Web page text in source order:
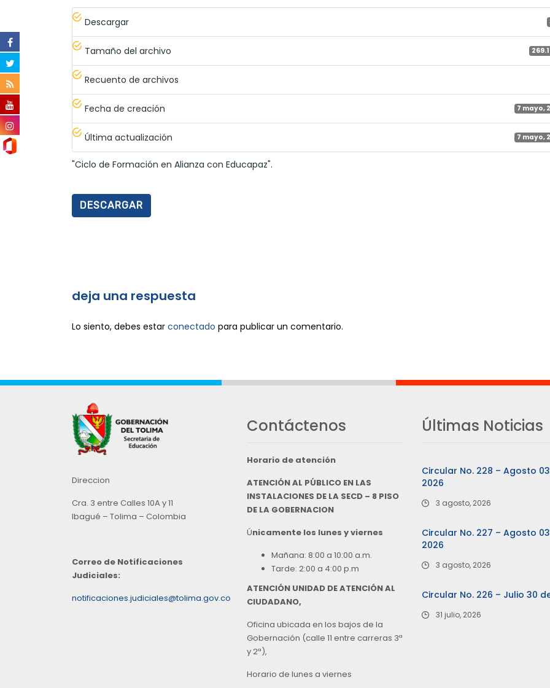
Descargar
Tamaño del archivo
Recuento de archivos
Fecha de creación 7 mayo,
Última actualización 7 mayo,
"Ciclo de Formación en Alianza con Educapaz".
DESCARGAR
deja una respuesta
Lo siento, debes estar conectado para publicar un comentario.
Direccion
Cra. 3 entre Calles 10A y 11
Ibagué – Tolima – Colombia
Correo de Notificaciones
Judiciales:
notificaciones.judiciales@tolima.gov.co
Contáctenos
Horario de atención
ATENCIÓN AL PÚBLICO EN LAS
INSTALACIONES DE LA SECD – 8 PISO
DE LA GOBERNACION
Únicamente los lunes y viernes
Mañana: 8:00 a 10:00 a.m.
Tarde: 2:00 a 4:00 p.m
ATENCIÓN UNIDAD DE ATENCIÓN AL
CIUDADANO,
Oficina ubicada en los bajos de la
Gobernación (calle 11 entre carreras 3ª
y 2ª),
Horario de lunes a viernes
Últimas Noticias
Circular No. 228 – Agosto
2026
3 agosto, 2026
Circular No. 227 – Agosto
2026
3 agosto, 2026
Circular No. 226 – Julio 30
31 julio, 2026